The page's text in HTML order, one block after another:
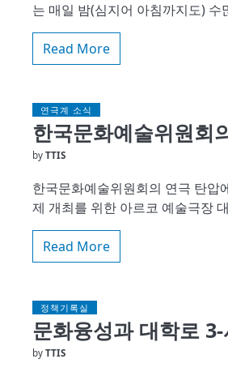
는 매일 밤(심지어 아침까지도)
Read More
연극계 소식
한국문화예술위원회
by TTIS
한국문화예술위원회의 연극 탄압
제 개최를 위한 아르코 예술극장
Read More
정책기록실
문화융성과 대학로
by TTIS